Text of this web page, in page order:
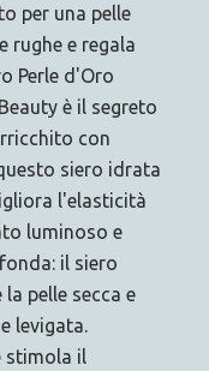
per una pelle
rughe e regala
Perle d'Oro
è il segreto
con
siero idrata
l'elasticità
luminoso e
il siero
pelle secca e
levigata.
stimola il